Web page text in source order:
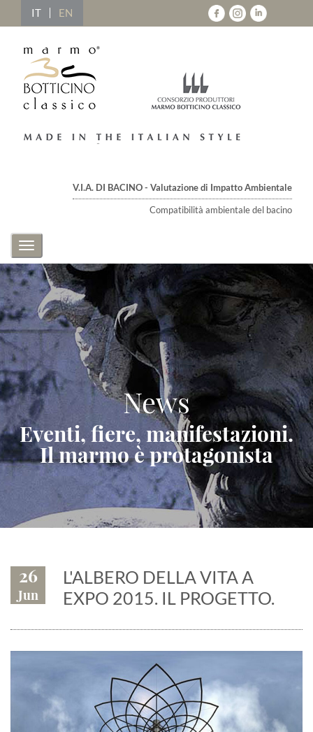
IT EN
V.I.A. DI BACINO - Valutazione di Impatto Ambientale
Compatibilità ambientale del bacino
Toggle
navigation
News
Eventi, fiere, manifestazioni.
Il marmo è protagonista
26
Jun
L'ALBERO DELLA VITA A
EXPO 2015. IL PROGETTO.